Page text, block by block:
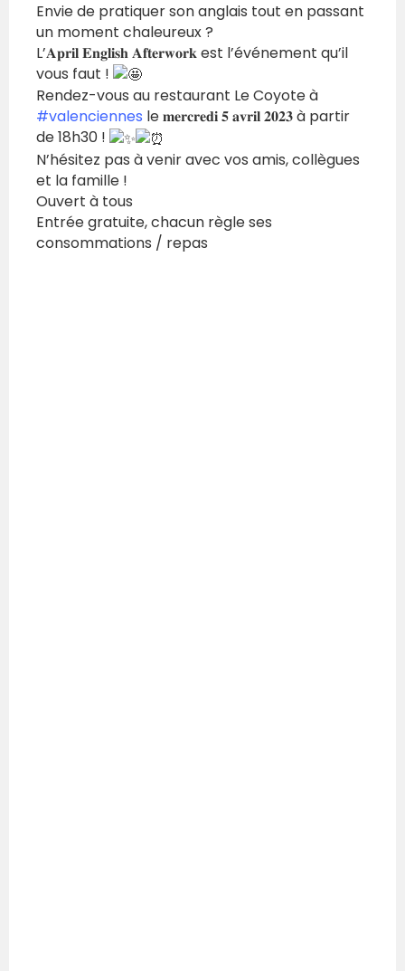
Envie de pratiquer son anglais tout en passant
un moment chaleureux ?
L’𝐀𝐩𝐫𝐢𝐥 𝐄𝐧𝐠𝐥𝐢𝐬𝐡 𝐀𝐟𝐭𝐞𝐫𝐰𝐨𝐫𝐤 est l’événement qu’il
vous faut !
Rendez-vous au restaurant Le Coyote à
#valenciennes le 𝐦𝐞𝐫𝐜𝐫𝐞𝐝𝐢 𝟓 𝐚𝐯𝐫𝐢𝐥 𝟐𝟎𝟐𝟑 à partir
de 18h30 !
N’hésitez pas à venir avec vos amis, collègues
et la famille !
Ouvert à tous
Entrée gratuite, chacun règle ses
consommations / repas